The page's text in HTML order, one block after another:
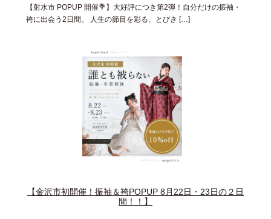
【射水市 POPUP 開催💐】大好評につき第2弾！自分だけの振袖・
袴に出会う2日間。 人生の節目を彩る、とびき […]
【金沢市初開催！振袖＆袴POPUP 8月22日・23日の２日
間！！】